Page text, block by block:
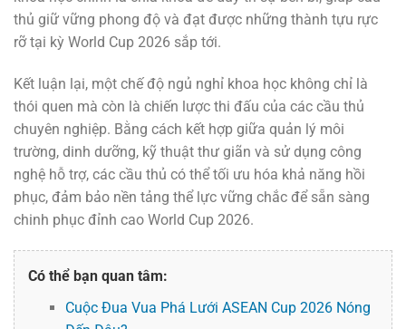
thủ giữ vững phong độ và đạt được những thành tựu rực
rỡ tại kỳ World Cup 2026 sắp tới.
Kết luận lại, một chế độ ngủ nghỉ khoa học không chỉ là
thói quen mà còn là chiến lược thi đấu của các cầu thủ
chuyên nghiệp. Bằng cách kết hợp giữa quản lý môi
trường, dinh dưỡng, kỹ thuật thư giãn và sử dụng công
nghệ hỗ trợ, các cầu thủ có thể tối ưu hóa khả năng hồi
phục, đảm bảo nền tảng thể lực vững chắc để sẵn sàng
chinh phục đỉnh cao World Cup 2026.
Có thể bạn quan tâm:
Cuộc Đua Vua Phá Lưới ASEAN Cup 2026 Nóng